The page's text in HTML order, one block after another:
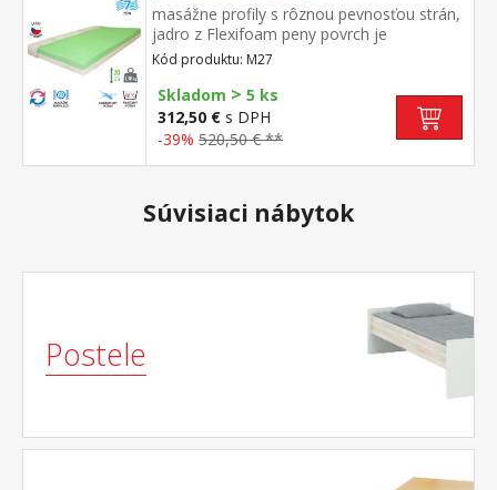
masážne profily s rôznou pevnosťou strán,
jadro z Flexifoam peny povrch je
vyprofilovaný do 7 anatomických zón na
oboch stranách tvrdá (biela) a mäkká
(svetlo zelená) strana vhodný pre všetky
typy roštov vhodný pre alergikov, poťah
snímateľný a prateľný do 60 °C
odporúčaná nosnosť do 130 kg
Kód produktu: M27
Skladom > 5 ks
312,50 € s DPH
-39% 520,50 € **
Súvisiaci nábytok
Postele